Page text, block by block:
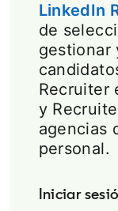
LinkedIn
de
gestionar
Recruiter
y
agencias
personal.
Iniciar